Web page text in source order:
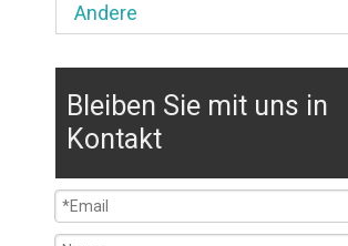
Andere
Bleiben Sie mit uns in
Kontakt